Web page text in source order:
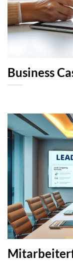
Business